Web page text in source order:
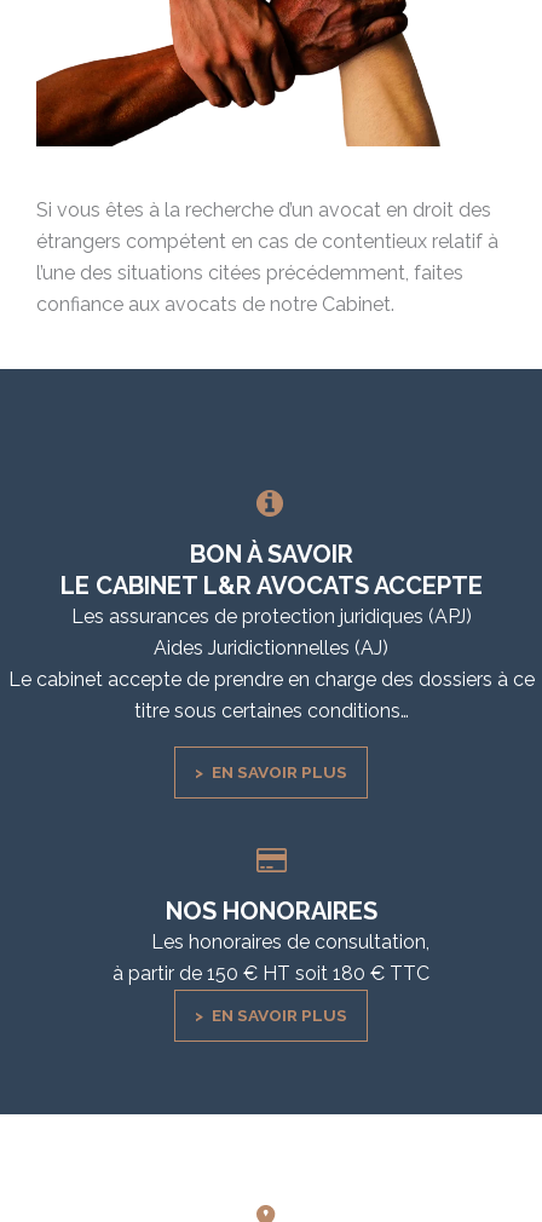
Si vous êtes à la recherche d’un avocat en droit des
étrangers compétent en cas de contentieux relatif à
l’une des situations citées précédemment, faites
confiance aux avocats de notre Cabinet.
BON À SAVOIR
LE CABINET L&R AVOCATS ACCEPTE
Les assurances de protection juridiques (APJ)
Aides Juridictionnelles (AJ)
Le cabinet accepte de prendre en charge des dossiers à ce
titre sous certaines conditions…
EN SAVOIR PLUS
NOS HONORAIRES
Les honoraires de consultation,
à partir de 150 € HT soit 180 € TTC
EN SAVOIR PLUS